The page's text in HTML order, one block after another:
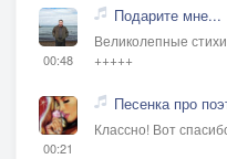
00:48
Подарите мне...
Великолепные
+++++
00:21
Песенка про
Классно! Вот